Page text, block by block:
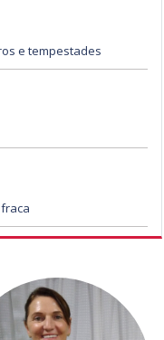
e tempestades